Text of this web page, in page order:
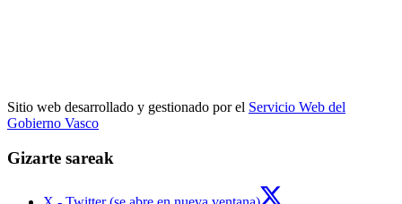
Sitio web desarrollado y gestionado por el Servicio Web del
Gobierno Vasco
Gizarte sareak